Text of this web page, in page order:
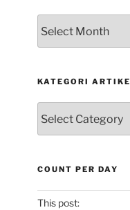
Postingan
KATEGORI
Artikel
COUNT PER DAY
This post: